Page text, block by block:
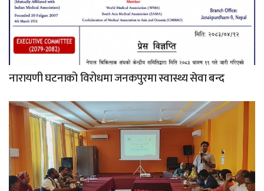
नारायणी घटनाको विरोधमा जनकपुरमा स्वास्थ्य सेवा बन्द